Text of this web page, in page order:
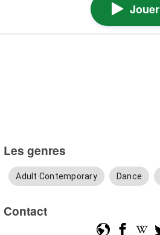
Jouer
Les genres
Adult Contemporary Dance
Contact